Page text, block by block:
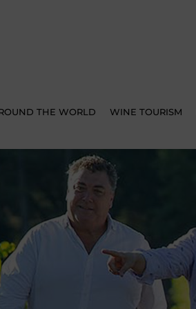
THE WORLD WINE TOURISM